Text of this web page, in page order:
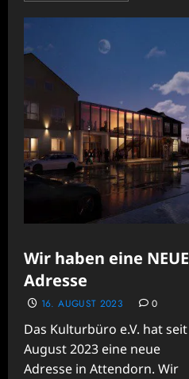
Wir haben eine NEUE
Adresse
16. AUGUST 2023 0
Das Kulturbüro e.V. hat seit
August 2023 eine neue
Adresse in Attendorn. Wir